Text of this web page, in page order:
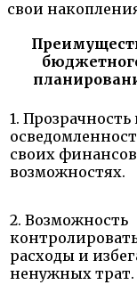
свои
1. Прозрачность
своих
возможностях.
2. Возможность
расходы и
ненужных трат.